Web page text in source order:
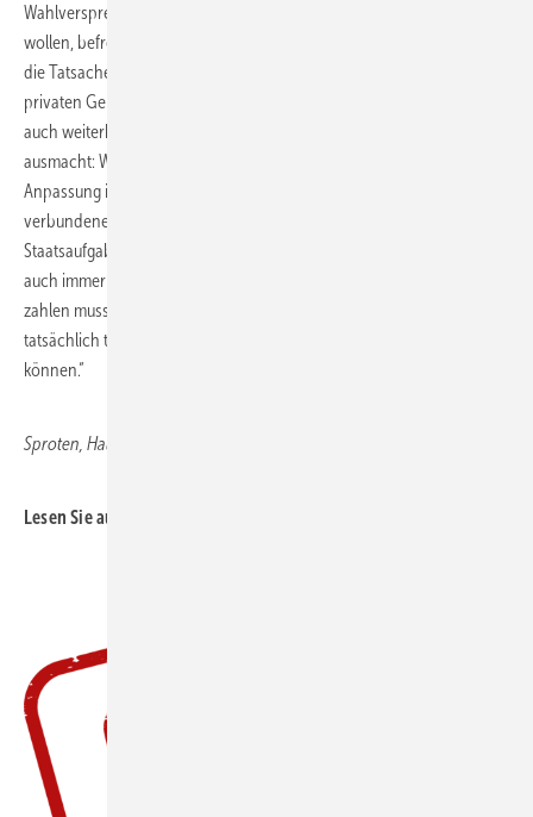
Wahlversprechen und dem Gedanken, CO2-Musterschüler werden zu
wollen, befreien. Die Menschen werden dies verstehen, ebenso wie
die Tatsache, dass die erforderlichen Maßnahmen immer den
privaten Geldbeutel treffen. Jedoch muss Anwendern und Nutzern
auch weiterhin das möglich sein, was einen freiheitlichen Staat
ausmacht: Wahlmöglichkeiten der Technologie, deren Nutzung und
Anpassung in der individuellen energetischen Anwendung. Die damit
verbundenen emissionstechnischen Vorgaben sind dagegen
Staatsaufgabe und letztlich auch durch den Staat – in welcher Form
auch immer – stringent zu prüfen. Denn wer für hohe Emissionen viel
zahlen muss, wird ganz rasch neue Wege suchen und in einer
tatsächlich technologieoffenen Welt dann auch Lösungen finden
können.“
Sproten, Hauptgeschäftsführer Fachverband SHK NRW
Lesen Sie auch: